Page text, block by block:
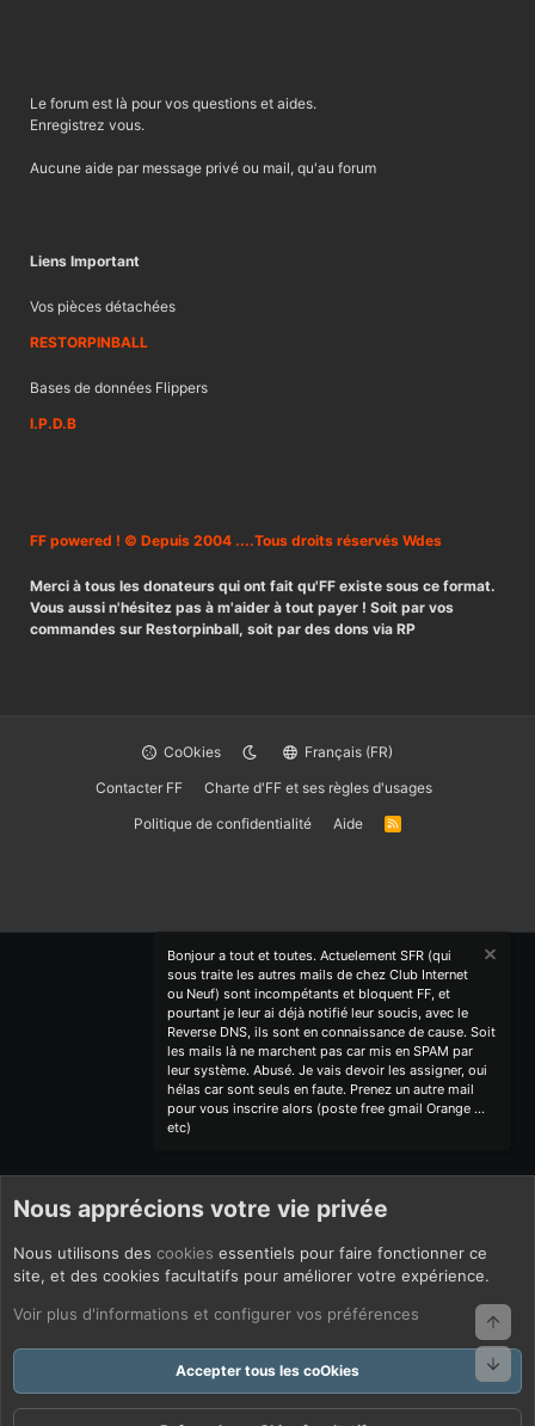
Le forum est là pour vos questions et aides.
Enregistrez vous.
Aucune aide par message privé ou mail, qu'au forum
Liens Important
Vos pièces détachées
RESTORPINBALL
Bases de données Flippers
I.P.D.B
FF powered ! © Depuis 2004 ....Tous droits réservés Wdes
Merci à tous les donateurs qui ont fait qu'FF existe sous ce format.
Vous aussi n'hésitez pas à m'aider à tout payer ! Soit par vos
commandes sur Restorpinball, soit par des dons via RP
CoOkies
Français (FR)
Contacter FF
Charte d'FF et ses règles d'usages
Politique de confidentialité
Aide
R
Bonjour a tout et toutes. Actuelement SFR (qui
sous traite les autres mails de chez Club Internet
ou Neuf) sont incompétants et bloquent FF, et
pourtant je leur ai déjà notifié leur soucis, avec le
Reverse DNS, ils sont en connaissance de cause. Soit
les mails là ne marchent pas car mis en SPAM par
leur système. Abusé. Je vais devoir les assigner, oui
hélas car sont seuls en faute. Prenez un autre mail
pour vous inscrire alors (poste free gmail Orange ...
etc)
Nous apprécions votre vie privée
Nous utilisons des cookies essentiels pour faire fonctionner ce
site, et des cookies facultatifs pour améliorer votre expérience.
Voir plus d'informations et configurer vos préférences
Accepter tous les coOkies